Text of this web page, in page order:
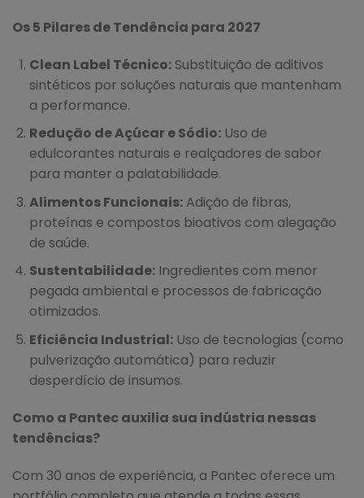
Os 5 Pilares de Tendência para 2027
Clean Label Técnico:Substituição de aditivos
sintéticos por soluções naturais que mantenham
a performance.
Redução de Açúcar e Sódio:Uso de
edulcorantes naturais e realçadores de sabor
para manter a palatabilidade.
Alimentos Funcionais:Adição de fibras,
proteínas e compostos bioativos com alegação
de saúde.
Sustentabilidade:Ingredientes com menor
pegada ambiental e processos de fabricação
otimizados.
Eficiência Industrial:Uso de tecnologias (como
pulverização automática) para reduzir
desperdício de insumos.
Como a Pantec auxilia sua indústria nessas
tendências?
Com 30 anos de experiência, a Pantec oferece um